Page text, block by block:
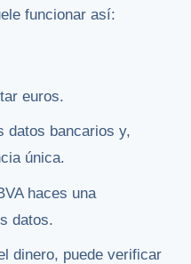
funcionar así:
euros.
datos bancarios y,
única.
haces una
datos.
dinero, puede verificar